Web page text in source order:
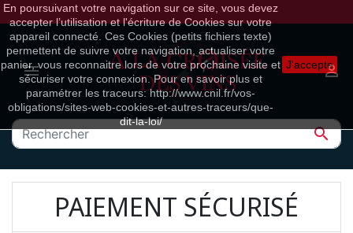



PAIEMENT SÉCURISÉ
En poursuivant votre navigation sur ce site, vous devez
accepter l’utilisation et l'écriture de Cookies sur votre
appareil connecté. Ces Cookies (petits fichiers texte)
permettent de suivre votre navigation, actualiser votre
panier, vous reconnaitre lors de votre prochaine visite et
sécuriser votre connexion. Pour en savoir plus et
paramétrer les traceurs: http://www.cnil.fr/vos-
obligations/sites-web-cookies-et-autres-traceurs/que-
dit-la-loi/
J'accepte